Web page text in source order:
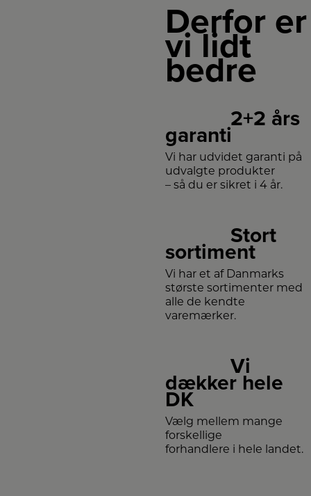
Derfor er
vi lidt
bedre
2+2 års
garanti
Vi har udvidet garanti på
udvalgte produkter
– så du er sikret i 4 år.
Stort
sortiment
Vi har et af Danmarks
største sortimenter med
alle de kendte
varemærker.
Vi
dækker hele
DK
Vælg mellem mange
forskellige
forhandlere i hele landet.